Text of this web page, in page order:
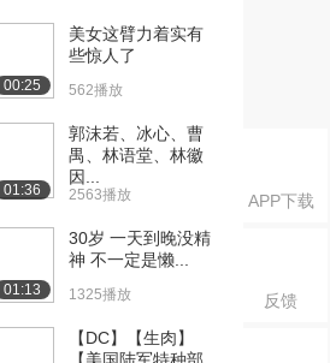
APP下载
反馈
学习的目
04:20
学习的目
：继概...
00:25
美女这臂力着实有
些惊人了
562播放
01:36
郭沫若、冰心、曹
禺、林语堂、林徽
因...
2563播放
01:13
30岁 一天到晚没精
神 不一定是懒...
1325播放
【DC】【生肉】